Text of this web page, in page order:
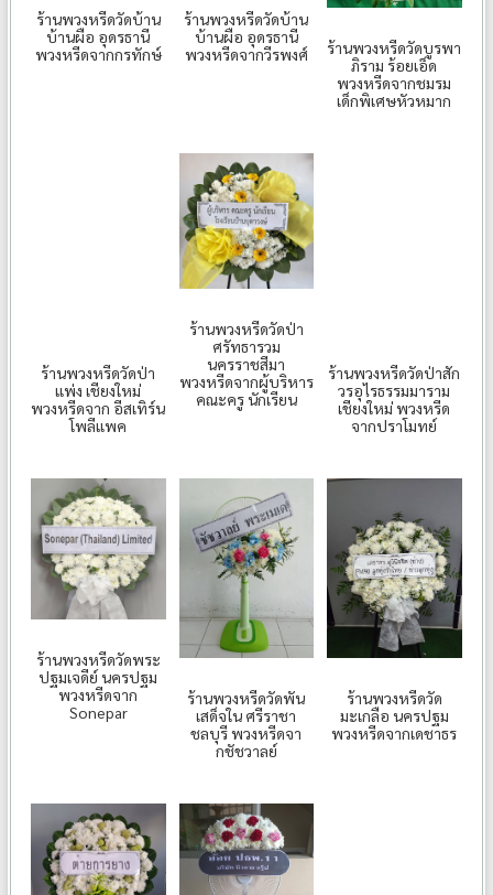
ร้านพวงหรีดวัดบ้าน
บ้านผือ อุดรธานี
พวงหรีดจากกรทักษ์
ร้านพวงหรีดวัดบ้าน
บ้านผือ อุดรธานี
พวงหรีดจากวีรพงศ์
ร้านพวงหรีดวัดบูรพา
ภิราม ร้อยเอ็ด
พวงหรีดจากชมรม
เด็กพิเศษหัวหมาก
ร้านพวงหรีดวัดป่า
แพ่ง เชียงใหม่
พวงหรีดจาก อีสเทิร์น
โพลีแพค
ร้านพวงหรีดวัดป่า
ศรัทธารวม
นครราชสีมา
พวงหรีดจากผู้บริหาร
คณะครู นักเรียน
ร้านพวงหรีดวัดป่าสัก
วรอุไรธรรมมาราม
เชียงใหม่ พวงหรีด
จากปราโมทย์
ร้านพวงหรีดวัดพระ
ปฐมเจดีย์ นครปฐม
พวงหรีดจาก
Sonepar
ร้านพวงหรีดวัดพัน
เสด็จใน ศรีราชา
ชลบุรี พวงหรีดจา
กชัชวาลย์
ร้านพวงหรีดวัด
มะเกลือ นครปฐม
พวงหรีดจากเดชาธร